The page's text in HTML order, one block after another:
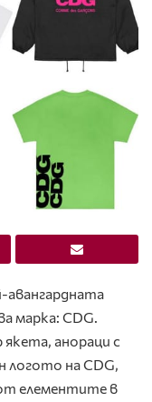
авангардната
марка: CDG.
анораци с
логото на CDG,
елементите в